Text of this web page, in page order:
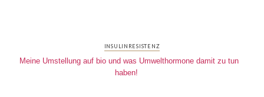
INSULINRESISTENZ
Meine Umstellung auf bio und was Umwelthormone damit zu tun
haben!